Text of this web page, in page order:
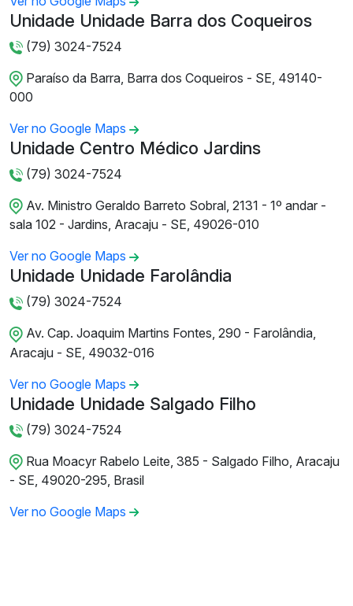
Unidade Unidade Barra dos Coqueiros
(79) 3024-7524
Paraíso da Barra, Barra dos Coqueiros - SE, 49140-
000
Ver no Google Maps
Unidade Centro Médico Jardins
(79) 3024-7524
Av. Ministro Geraldo Barreto Sobral, 2131 - 1º andar -
sala 102 - Jardins, Aracaju - SE, 49026-010
Ver no Google Maps
Unidade Unidade Farolândia
(79) 3024-7524
Av. Cap. Joaquim Martins Fontes, 290 - Farolândia,
Aracaju - SE, 49032-016
Ver no Google Maps
Unidade Unidade Salgado Filho
(79) 3024-7524
Rua Moacyr Rabelo Leite, 385 - Salgado Filho, Aracaju
- SE, 49020-295, Brasil
Ver no Google Maps